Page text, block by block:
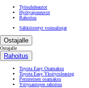
Työsuhdeautot
Hyötyajoneuvot
Rahoitus
Sähköistetyt voimalinjat
Ostajalle
Ostajalle
Rahoitus
Toyota Easy Osamaksu
Toyota Easy Yksityisleasing
Perinteinen osamaksu
Yritysautojen rahoitus